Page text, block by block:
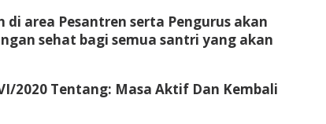
area Pesantren serta Pengurus akan
sehat bagi semua santri yang akan
2020 Tentang: Masa Aktif Dan Kembali